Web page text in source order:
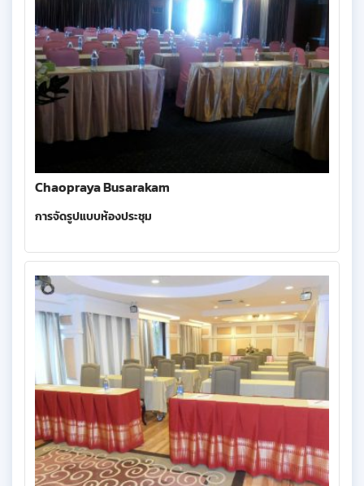
Chaopraya Busarakam
การจัดรูปแบบห้องประชุม